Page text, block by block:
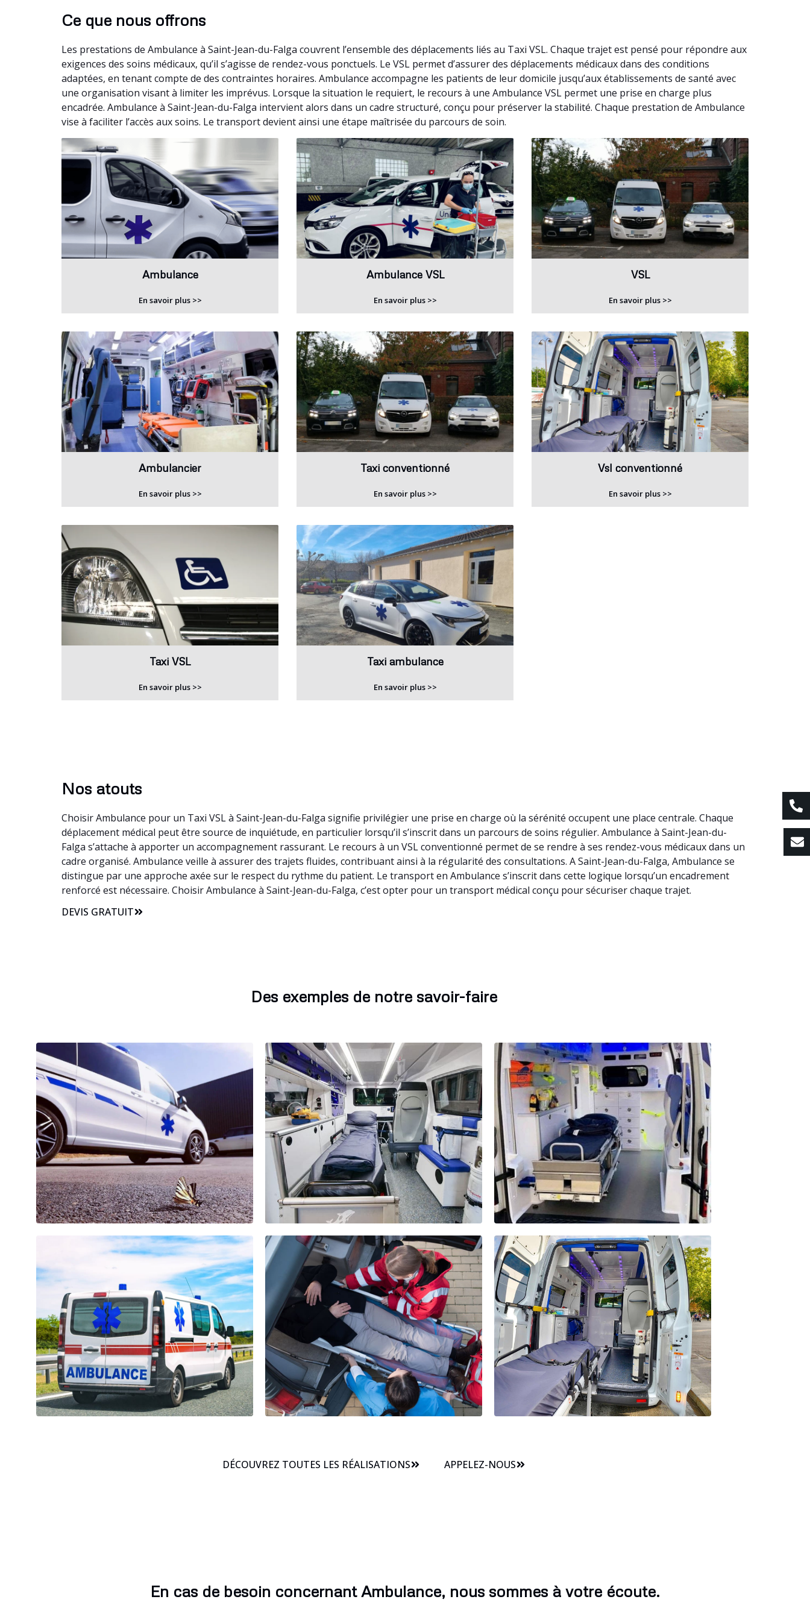
Ce que nous offrons
Les prestations de Ambulance à Saint-Jean-du-Falga couvrent l’ensemble des déplacements liés au Taxi VSL. Chaque trajet est pensé pour répondre aux
exigences des soins médicaux, qu’il s’agisse de rendez-vous ponctuels. Le VSL permet d’assurer des déplacements médicaux dans des conditions
adaptées, en tenant compte de des contraintes horaires. Ambulance accompagne les patients de leur domicile jusqu’aux établissements de santé avec
une organisation visant à limiter les imprévus. Lorsque la situation le requiert, le recours à une Ambulance VSL permet une prise en charge plus
encadrée. Ambulance à Saint-Jean-du-Falga intervient alors dans un cadre structuré, conçu pour préserver la stabilité. Chaque prestation de Ambulance
vise à faciliter l’accès aux soins. Le transport devient ainsi une étape maîtrisée du parcours de soin.
Ambulance
En savoir plus >>
Ambulance VSL
En savoir plus >>
VSL
En savoir plus >>
Ambulancier
En savoir plus >>
Taxi conventionné
En savoir plus >>
Vsl conventionné
En savoir plus >>
Taxi VSL
En savoir plus >>
Taxi ambulance
En savoir plus >>
Nos atouts
Choisir Ambulance pour un Taxi VSL à Saint-Jean-du-Falga signifie privilégier une prise en charge où la sérénité occupent une place centrale. Chaque
déplacement médical peut être source de inquiétude, en particulier lorsqu’il s’inscrit dans un parcours de soins régulier. Ambulance à Saint-Jean-du-
Falga s’attache à apporter un accompagnement rassurant. Le recours à un VSL conventionné permet de se rendre à ses rendez-vous médicaux dans un
cadre organisé. Ambulance veille à assurer des trajets fluides, contribuant ainsi à la régularité des consultations. A Saint-Jean-du-Falga, Ambulance se
distingue par une approche axée sur le respect du rythme du patient. Le transport en Ambulance s’inscrit dans cette logique lorsqu’un encadrement
renforcé est nécessaire. Choisir Ambulance à Saint-Jean-du-Falga, c’est opter pour un transport médical conçu pour sécuriser chaque trajet.
DEVIS GRATUIT
Des exemples de notre savoir-faire
DÉCOUVREZ TOUTES LES RÉALISATIONS APPELEZ-NOUS
En cas de besoin concernant Ambulance, nous sommes à votre écoute.